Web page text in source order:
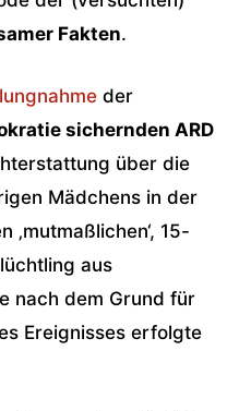
Fakten.
der
sichernden ARD
über die
Mädchens in der
‚mutmaßlichen‘, 15-
aus
nach dem Grund für
Ereignisses erfolgte